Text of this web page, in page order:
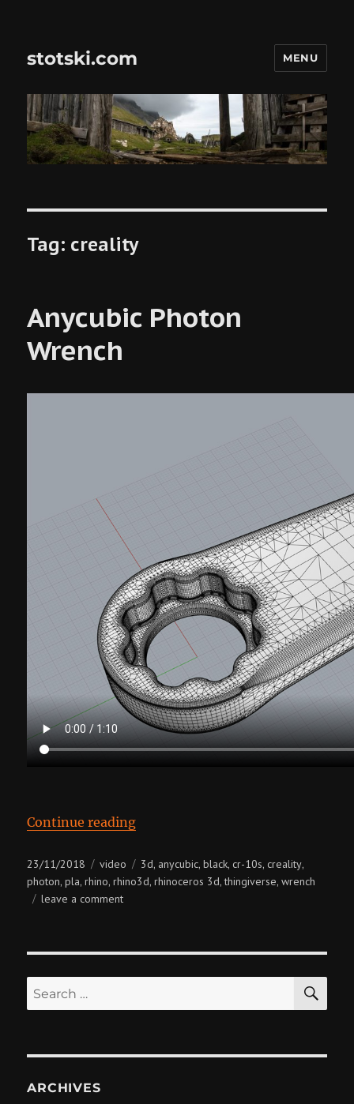
stotski.com MENU
Tag: creality
Anycubic Photon
Wrench
Continue reading“Anycubic Photon Wrench”
Posted
on
23/11/2018 Categories
video Tags
3d, anycubic,black,cr-10s,creality,
photon,pla,rhino,rhino3d,rhinoceros 3d,thingiverse,wrench
leave a commenton
wrench
Search
for:
ARCHIVES